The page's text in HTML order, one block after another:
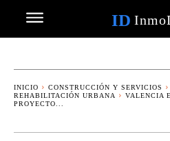
ID
INICIO
CONSTRUCCIÓN Y SERVICIOS
REHABILITACIÓN URBANA
VALENCIA
PROYECTO...